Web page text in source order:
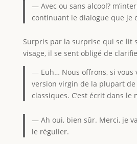
— Avec ou sans alcool?
continuant le dialogue que je
Surpris par la surprise qui se lit
visage, il se sent obligé de
— Euh… Nous offrons, si vous
version virgin de la plupart de
classiques. C’est écrit dans le
— Ah oui, bien sûr. Merci, je
le régulier.